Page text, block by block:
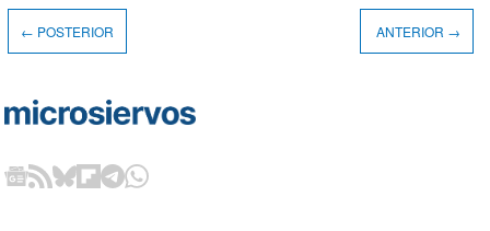
← POSTERIOR ANTERIOR →